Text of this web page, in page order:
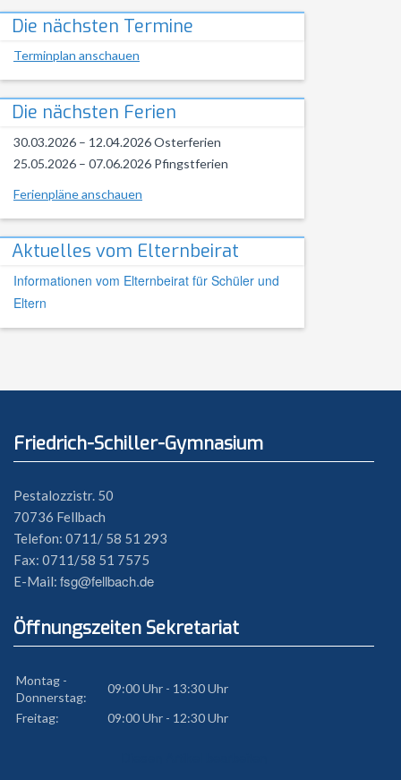
Die nächsten Termine
Terminplan anschauen
Die nächsten Ferien
30.03.2026 – 12.04.2026 Osterferien
25.05.2026 – 07.06.2026 Pfingstferien
Ferienpläne anschauen
Aktuelles vom Elternbeirat
Informationen vom Elternbeirat für Schüler und
Eltern
Friedrich-Schiller-Gymnasium
Pestalozzistr. 50
70736 Fellbach
Telefon: 0711/ 58 51 293
Fax: 0711/58 51 7575
E-Mail: fsg@fellbach.de
Öffnungszeiten Sekretariat
Montag -
Donnerstag:
09:00 Uhr - 13:30 Uhr
Freitag:
09:00 Uhr - 12:30 Uhr